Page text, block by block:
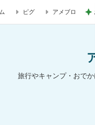
コロきっぷで秋は旅行
ピグ アメブロ
旅行やキャンプ・おで